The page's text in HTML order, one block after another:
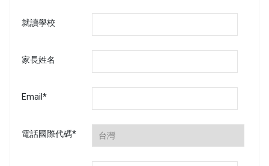
就讀學校
家長姓名
Email*
電話國際代碼*